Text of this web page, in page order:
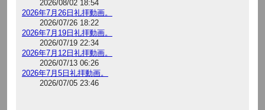
2026/08/02 18:54
2026年7月26日礼拝動画。
2026/07/26 18:22
2026年7月19日礼拝動画。
2026/07/19 22:34
2026年7月12日礼拝動画。
2026/07/13 06:26
2026年7月5日礼拝動画。
2026/07/05 23:46